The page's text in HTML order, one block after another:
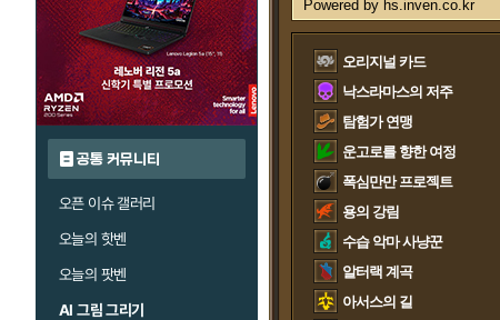
공통 커뮤니티
오픈 이슈 갤러리
오늘의 핫벤
오늘의 팟벤
AI 그림 그리기
오리지널 카드
낙스라마스의 저주
탐험가 연맹
운고로를 향한 여정
폭심만만 프로젝트
용의 강림
수습 악마 사냥꾼
알터랙 계곡
아서스의 길